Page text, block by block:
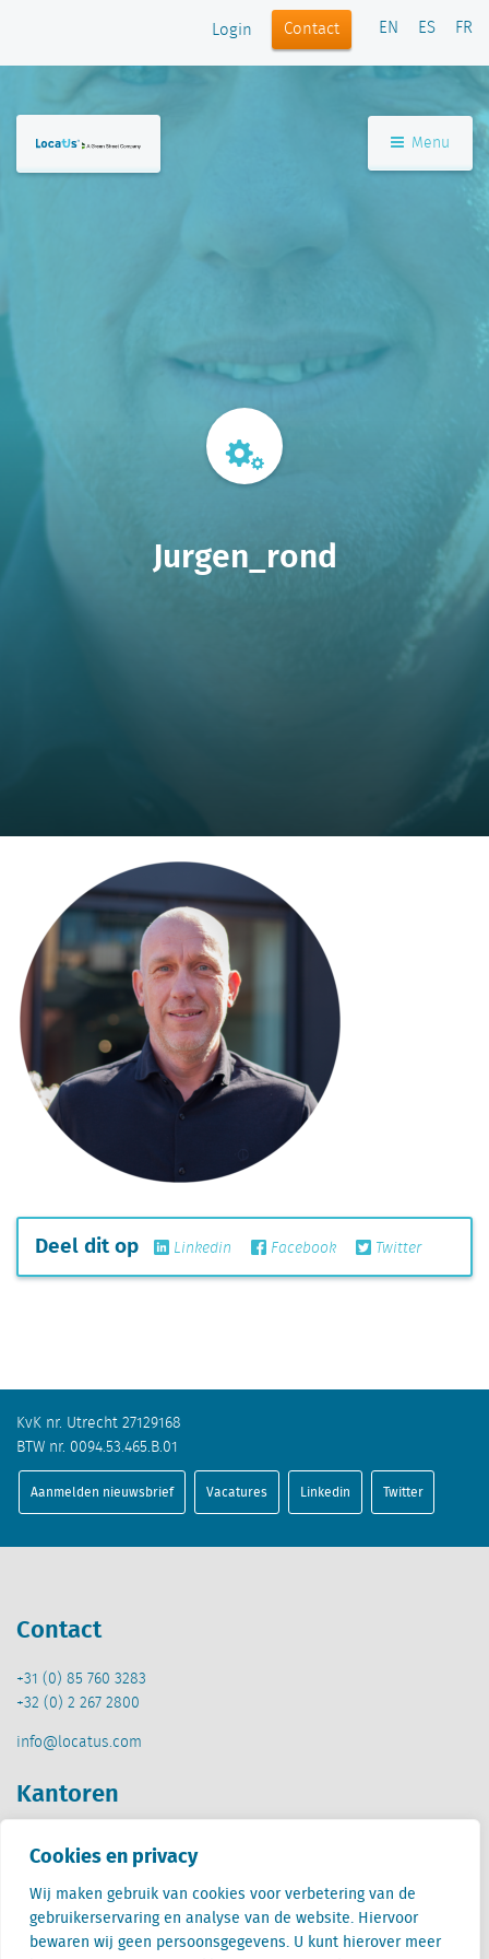
Cookies en privacy
Wij maken gebruik van cookies voor verbetering van de
gebruikerservaring en analyse van de website. Hiervoor
bewaren wij geen persoonsgegevens. U kunt hierover meer
Login Contact EN ES FR
Menu
Jurgen_rond
Deel dit op Linkedin Facebook Twitter
KvK nr. Utrecht 27129168
BTW nr. 0094.53.465.B.01
Aanmelden nieuwsbrief Vacatures Linkedin Twitter
Contact
+31 (0) 85 760 3283
+32 (0) 2 267 2800
info@locatus.com
Kantoren
Nederland (hoofdkantoor)
Creative Valley
Stationsplein 32
3511 ED Utrecht